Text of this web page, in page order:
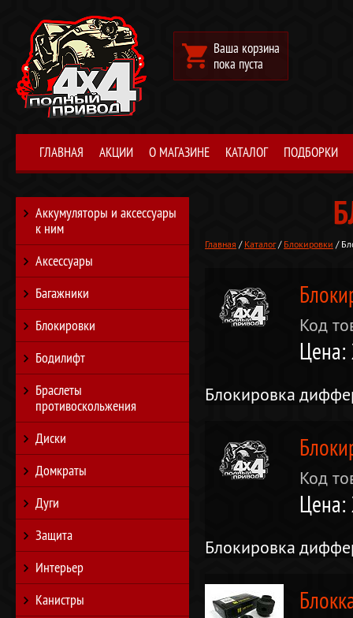
Ваша корзина
пока пуста
ГЛАВНАЯ АКЦИИ О МАГАЗИНЕ КАТАЛОГ ПОДБОРКИ
Главная / Каталог/ Блокировки /
Код
Цена:
Блокировка
Код
Цена:
Блокировка
Аккумуляторы и аксессуары
к ним
Аксессуары
Багажники
Блокировки
Бодилифт
Браслеты
противоскольжения
Диски
Домкраты
Дуги
Защита
Интерьер
Канистры